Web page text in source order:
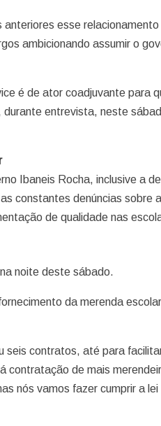
anteriores esse
ambicionando assumir o
é de ator coadjuvante para
entrevista, neste
Ibaneis Rocha, inclusive a
constantes denúncias sobre
de qualidade nas
noite deste sábado.
da merenda
seis contratos, até para
contratação de mais
nós vamos fazer cumprir a